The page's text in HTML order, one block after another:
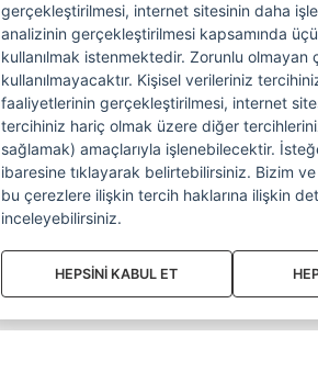
gerçekleştirilmesi, internet sitesinin daha
analizinin gerçekleştirilmesi kapsamında
kullanılmak istenmektedir. Zorunlu
kullanılmayacaktır. Kişisel verileriniz
faaliyetlerinin gerçekleştirilmesi, internet
tercihiniz hariç olmak üzere diğer
sağlamak) amaçlarıyla işlenebilecektir.
ibaresine tıklayarak belirtebilirsiniz. Bizim
bu çerezlere ilişkin tercih haklarına ilişkin
inceleyebilirsiniz.
HEPSİNİ KABUL ET